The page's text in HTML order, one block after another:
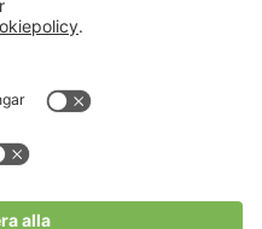
Verksamheter
Om Hushållningssällskapet
Hushållningssällskapens
Tjänster